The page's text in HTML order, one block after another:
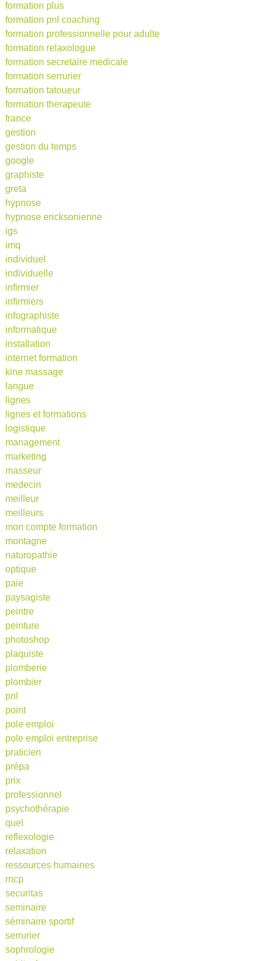
formation plus
formation pnl coaching
formation professionnelle pour adulte
formation relaxologue
formation secretaire medicale
formation serrurier
formation tatoueur
formation therapeute
france
gestion
gestion du temps
google
graphiste
greta
hypnose
hypnose ericksonienne
igs
imq
individuel
individuelle
infirmier
infirmiers
infographiste
informatique
installation
internet formation
kine massage
langue
lignes
lignes et formations
logistique
management
marketing
masseur
medecin
meilleur
meilleurs
mon compte formation
montagne
naturopathie
optique
paie
paysagiste
peintre
peinture
photoshop
plaquiste
plomberie
plombier
pnl
point
pole emploi
pole emploi entreprise
praticien
prépa
prix
professionnel
psychothérapie
quel
reflexologie
relaxation
ressources humaines
rncp
securitas
seminaire
séminaire sportif
serrurier
sophrologie